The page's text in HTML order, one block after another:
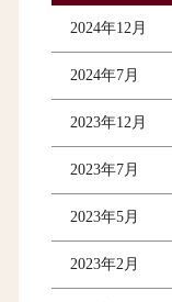
2024年12月
2024年7月
2023年12月
2023年7月
2023年5月
2023年2月